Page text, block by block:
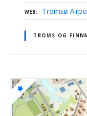
WEB Tromsø
TROMS OG